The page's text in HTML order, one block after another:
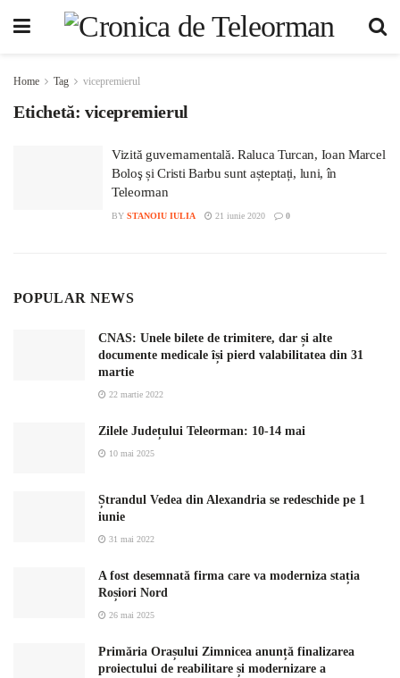
Home Tag vicepremierul
Etichetă: vicepremierul
Vizită guvernamentală. Raluca Turcan, Ioan Marcel
Boloş și Cristi Barbu sunt așteptați, luni, în
Teleorman
BY STANOIU IULIA 21 iunie 2020 0
POPULAR NEWS
CNAS: Unele bilete de trimitere, dar și alte
documente medicale își pierd valabilitatea din 31
martie
22 martie 2022
Zilele Județului Teleorman: 10-14 mai
10 mai 2025
Ștrandul Vedea din Alexandria se redeschide pe 1
iunie
31 mai 2022
A fost desemnată firma care va moderniza stația
Roșiori Nord
26 mai 2025
Primăria Orașului Zimnicea anunță finalizarea
proiectului de reabilitare și modernizare a